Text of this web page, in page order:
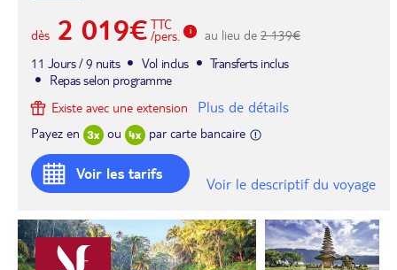
dès 2 019€ TTC
/pers. au lieu de 2 139€
11 Jours / 9 nuits
Vol inclus
Transferts inclus
Repas selon programme
Existe avec une extension
Plus de détails
Payez en ou par carte bancaire
Voir les tarifs
Voir le descriptif du voyage